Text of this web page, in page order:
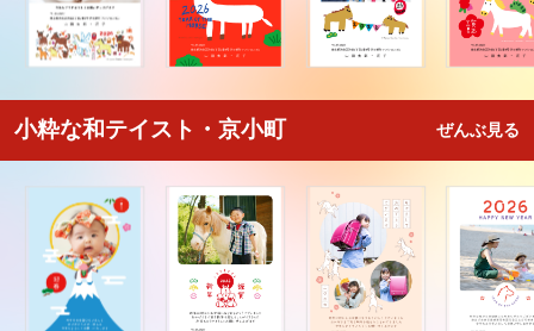
小粋な和テイスト・京小町 ぜんぶ見る